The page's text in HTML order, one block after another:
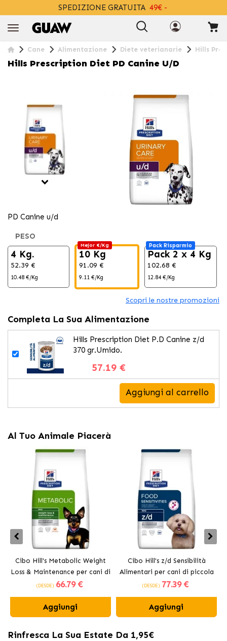
SPEDIZIONE GRATUITA 49€ -
Cane Alimentazione Diete veterianarie Hills
Hills Prescription Diet PD Canine U/d
PD Canine u/d
PESO
4 Kg.
52.39 €
10.48 €/Kg
Mejor €/Kg
10 Kg
91.09 €
9.11 €/Kg
Pack Risparmio
Pack 2 x 4 Kg
102.68 €
12.84 €/Kg
Scopri le nostre promozioni
Completa La Sua Alimentazione
Hills Prescription Diet P.D Canine z/d
370 gr.Umido.
57.19 €
Aggiungi al carrello
Al Tuo Animale Piacerà
Cibo Hill's Metabolic Weight
Loss & Maintenance per cani di
piccola taglia
(DESDE) 66.79 €
Aggiungi
Cibo Hill's z/d Sensibilità
Alimentari per cani di piccola
taglia
(DESDE) 77.39 €
Aggiungi
Rinfresca La Sua Estate Da 1,95€